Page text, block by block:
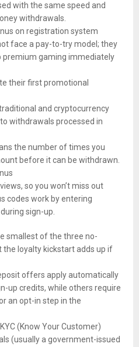
with the same speed and
withdrawals.
on registration system
face a pay-to-try model; they
premium gaming immediately
their first promotional
and cryptocurrency
withdrawals processed in
the number of times you
before it can be withdrawn.
so you won’t miss out
codes work by entering
sign-up.
smallest of the three no-
loyalty kickstart adds up if
offers apply automatically
up credits, while others require
an opt-in step in the
(Know Your Customer)
(usually a government-issued